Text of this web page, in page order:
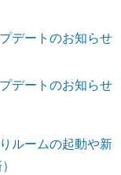
デートのお知らせ
デートのお知らせ
ルームの起動や新